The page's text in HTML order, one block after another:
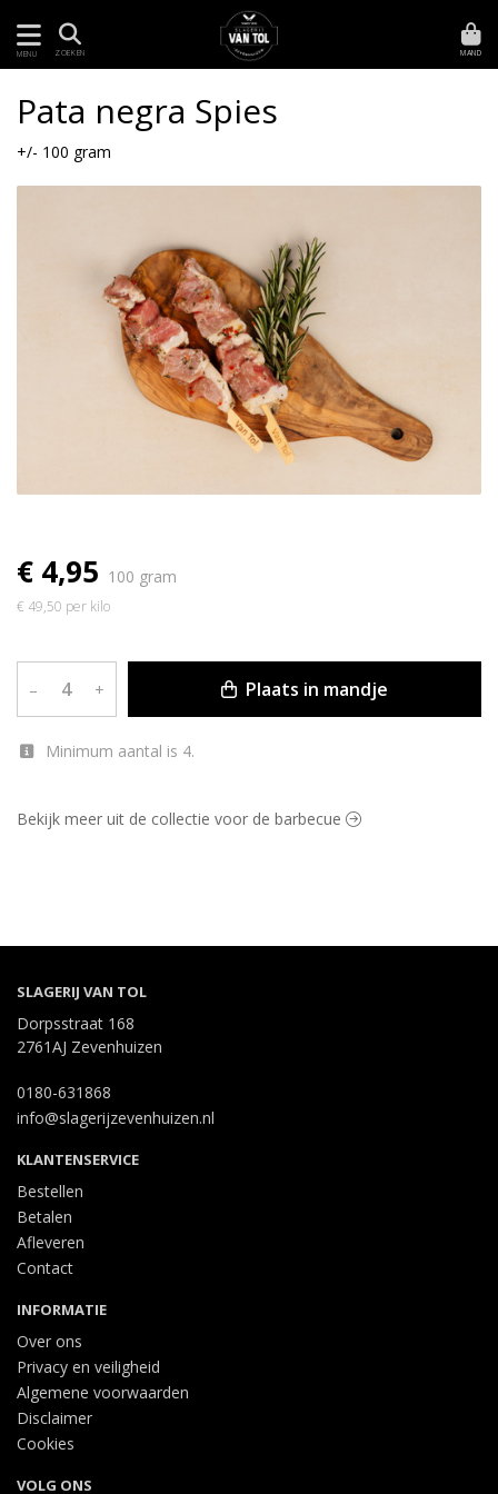
MENU ZOEKEN MAND
Pata negra Spies
+/- 100 gram
€ 4,95 100 gram
€ 49,50 per kilo
– + Plaats in mandje
Minimum aantal is 4.
Bekijk meer uit de collectie voor de barbecue
SLAGERIJ VAN TOL
Dorpsstraat 168
2761AJ Zevenhuizen
0180-631868
info@slagerijzevenhuizen.nl
KLANTENSERVICE
Bestellen
Betalen
Afleveren
Contact
INFORMATIE
Over ons
Privacy en veiligheid
Algemene voorwaarden
Disclaimer
Cookies
VOLG ONS